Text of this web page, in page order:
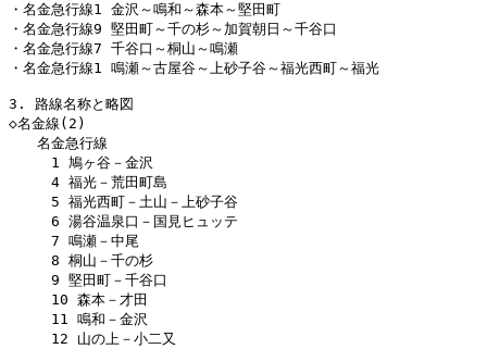
・名金急行線1 金沢～鳴和～森本～堅田町
・名金急行線9 堅田町～千の杉～加賀朝日～千谷口
・名金急行線7 千谷口～桐山～鳴瀬
・名金急行線1 鳴瀬～古屋谷～上砂子谷～福光西町～福光
3. 路線名称と略図
◇名金線(2)
名金急行線
1 鳩ヶ谷－金沢
4 福光－荒田町島
5 福光西町－土山－上砂子谷
6 湯谷温泉口－国見ヒュッテ
7 鳴瀬－中尾
8 桐山－千の杉
9 堅田町－千谷口
10 森本－才田
11 鳴和－金沢
12 山の上－小二又